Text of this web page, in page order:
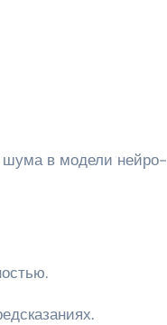
шума в модели нейро-